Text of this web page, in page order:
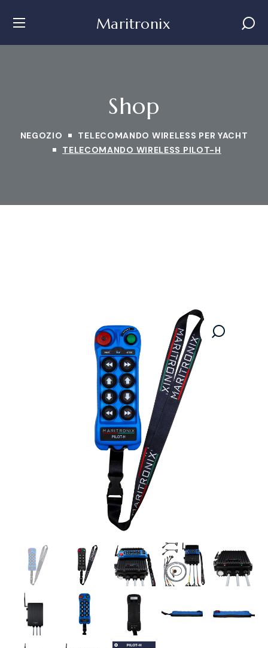
Maritronix
Shop
NEGOZIO
TELECOMANDO WIRELESS PER YACHT
TELECOMANDO WIRELESS PILOT-H